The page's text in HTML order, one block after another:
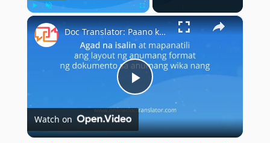
Play Unmute Fullscreen ×
Play
Video
Doc Translator: Paano ko magagamit ang tagasalin ng dokumento?
Watch on